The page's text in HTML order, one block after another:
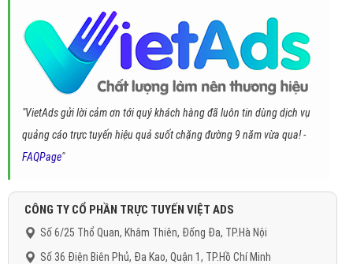
"VietAds gửi lời cảm ơn tới quý khách hàng đã luôn tin dùng dịch vụ
quảng cáo trực tuyến hiệu quả suốt chặng đường 9 năm vừa qua! -
FAQPage"
CÔNG TY CỔ PHẦN TRỰC TUYẾN VIỆT ADS
Số 6/25 Thổ Quan, Khâm Thiên, Đống Đa, TP.Hà Nội
Số 36 Điện Biên Phủ, Đa Kao, Quận 1, TP.Hồ Chí Minh